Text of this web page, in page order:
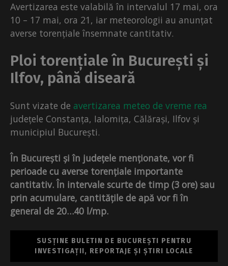
Avertizarea este valabilă în intervalul 17 mai, ora
10 – 17 mai, ora 21, iar meteorologii au anunțat
averse torențiale însemnate cantitativ.
Ploi torențiale în București și
Ilfov, până diseară
Sunt vizate de avertizarea meteo de vreme rea
județele Constanța, Ialomița, Călărași, Ilfov și
municipiul București.
În București și în județele menționate, vor fi
perioade cu averse torențiale importante
cantitativ. În intervale scurte de timp (3 ore) sau
prin acumulare, cantitățile de apă vor fi în
general de 20…40 l/mp.
SUSȚINE BULETIN DE BUCUREȘTI PENTRU
INVESTIGAȚII, REPORTAJE ȘI ȘTIRI LOCALE